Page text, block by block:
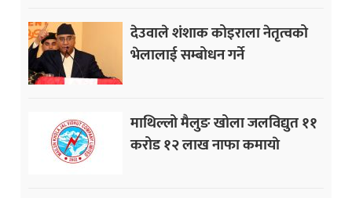
देउवाले शंशाक कोइराला नेतृत्वको
भेलालाई सम्बोधन गर्ने
माथिल्लो मैलुङ खोला जलविद्युत ११
करोड १२ लाख नाफा कमायाे